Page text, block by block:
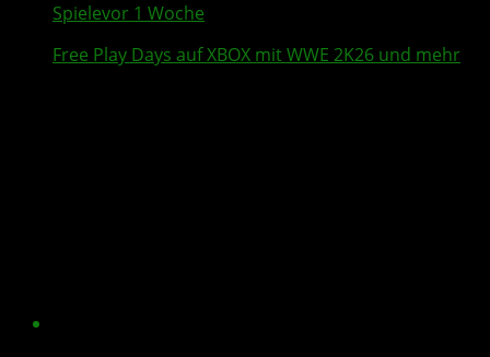
Spielevor 1 Woche
Free Play Days auf XBOX mitWWE 2K26 und mehr